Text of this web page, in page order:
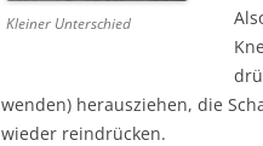
Kleiner Unterschied
wenden) herausziehen, die
wieder reindrücken.